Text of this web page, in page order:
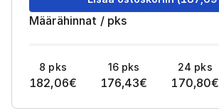
Määrähinnat / pks
8 pks
182,06€
16 pks
176,43€
24 pks
170,80€